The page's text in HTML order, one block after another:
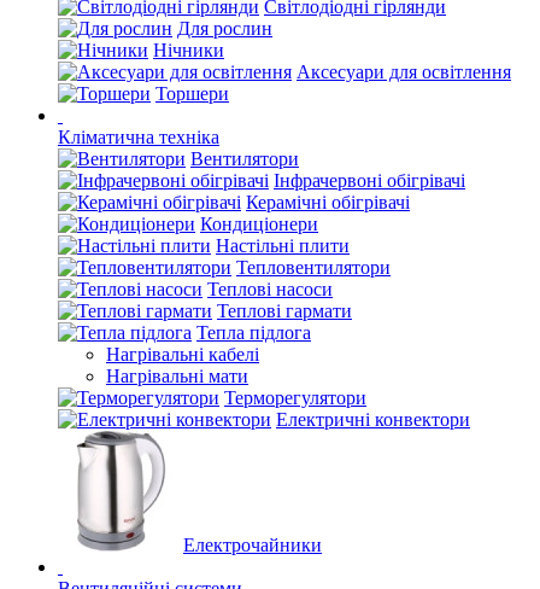
Світлодіодні гірлянди
Для рослин
Нічники
Аксесуари для освітлення
Торшери
Кліматична техніка
Вентилятори
Інфрачервоні обігрівачі
Керамічні обігрівачі
Кондиціонери
Настільні плити
Тепловентилятори
Теплові насоси
Теплові гармати
Тепла підлога
Нагрівальні кабелі
Нагрівальні мати
Терморегулятори
Електричні конвектори
Електрочайники